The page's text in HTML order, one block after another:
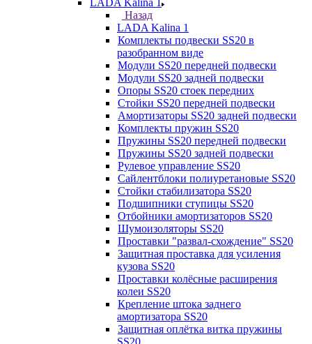
LADA Kalina 1
Назад
LADA Kalina 1
Комплекты подвески SS20 в
разобранном виде
Модули SS20 передней подвески
Модули SS20 задней подвески
Опоры SS20 стоек передних
Стойки SS20 передней подвески
Амортизаторы SS20 задней подвески
Комплекты пружин SS20
Пружины SS20 передней подвески
Пружины SS20 задней подвески
Рулевое управление SS20
Сайлентблоки полиуретановые SS20
Стойки стабилизатора SS20
Подшипники ступицы SS20
Отбойники амортизаторов SS20
Шумоизоляторы SS20
Проставки "развал-схождение" SS20
Защитная проставка для усиления
кузова SS20
Проставки колёсные расширения
колеи SS20
Крепление штока заднего
амортизатора SS20
Защитная оплётка витка пружины
SS20